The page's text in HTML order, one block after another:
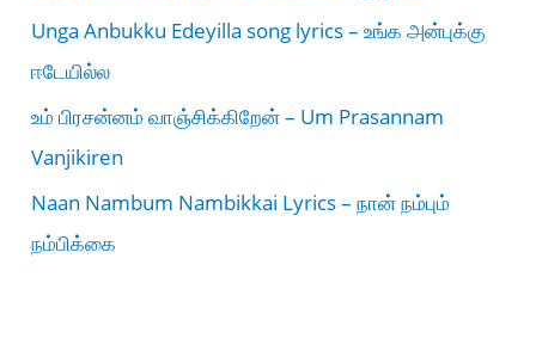
Unga Anbukku Edeyilla song lyrics – உங்க அன்புக்கு
ஈடேயில்ல
உம் பிரசன்னம் வாஞ்சிக்கிறேன் – Um Prasannam
Vanjikiren
Naan Nambum Nambikkai Lyrics – நான் நம்பும்
நம்பிக்கை